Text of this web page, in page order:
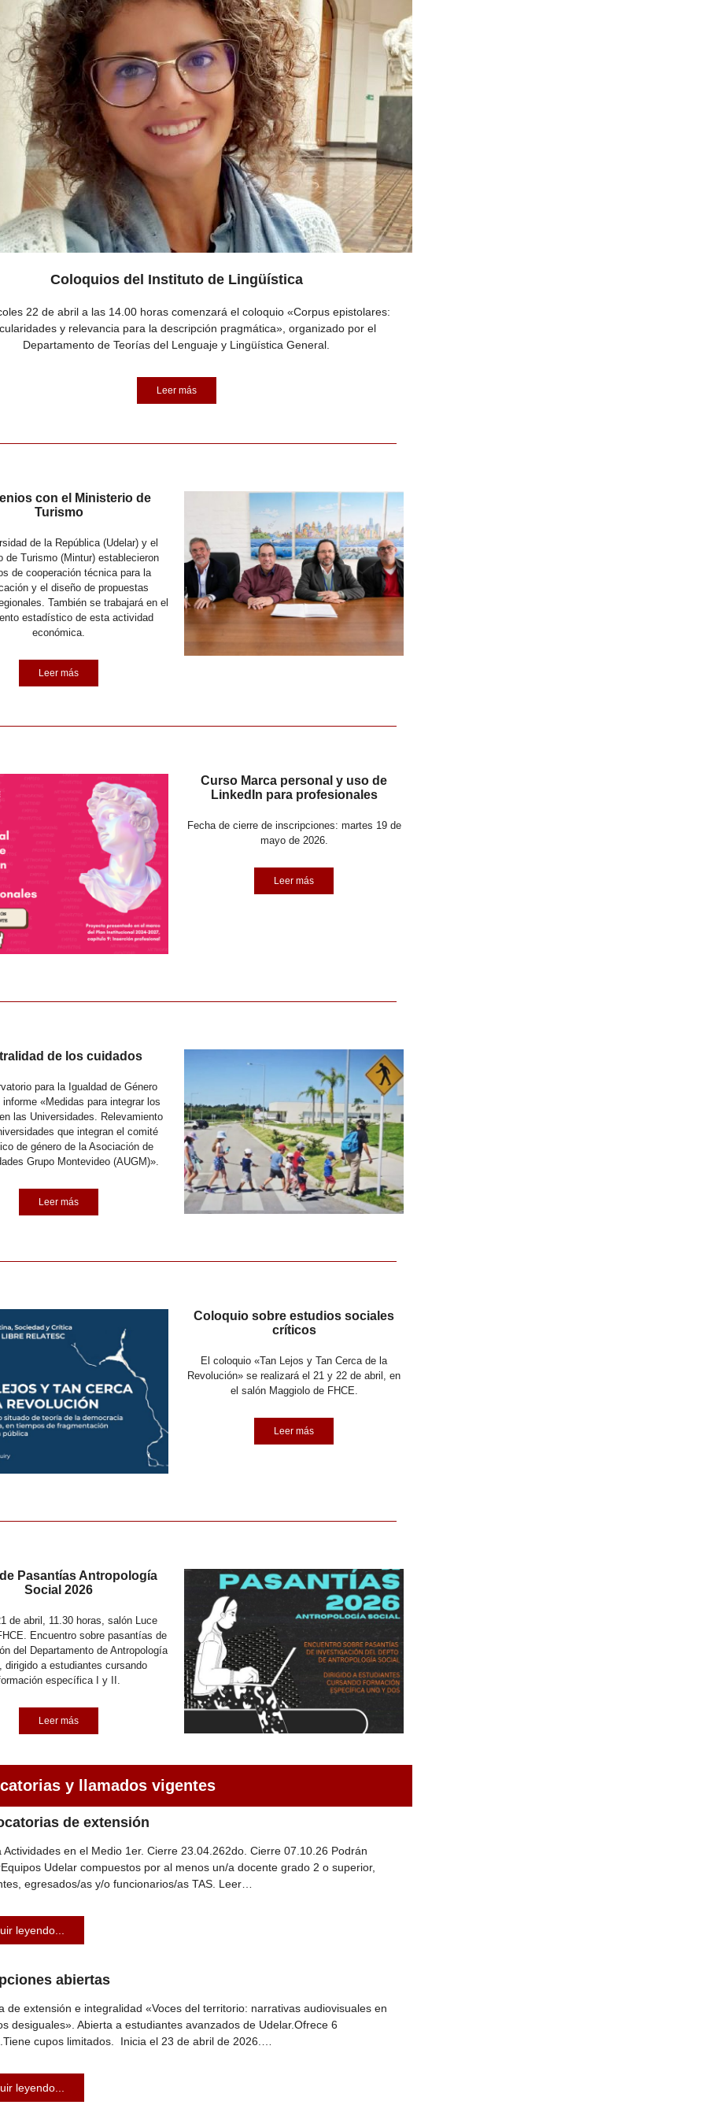
Coloquios del Instituto de Lingüística
22 de abril a las 14.00 horas comenzará el coloquio «Corpus epistolares:
y relevancia para la descripción pragmática», organizado por el
Departamento de Teorías del Lenguaje y Lingüística General.
Leer más
con el Ministerio de
Turismo
de la República (Udelar) y el
de Turismo (Mintur) establecieron
de cooperación técnica para la
y el diseño de propuestas
También se trabajará en el
estadístico de esta actividad
económica.
Leer más
Curso Marca personal y uso de
LinkedIn para profesionales
Fecha de cierre de inscripciones: martes 19 de
mayo de 2026.
Leer más
de los cuidados
para la Igualdad de Género
«Medidas para integrar los
las Universidades. Relevamiento
que integran el comité
de género de la Asociación de
Grupo Montevideo (AUGM)».
Leer más
Coloquio sobre estudios sociales
críticos
El coloquio «Tan Lejos y Tan Cerca de la
Revolución» se realizará el 21 y 22 de abril, en
el salón Maggiolo de FHCE.
Leer más
Pasantías Antropología
Social 2026
de abril, 11.30 horas, salón Luce
Encuentro sobre pasantías de
del Departamento de Antropología
dirigido a estudiantes cursando
específica I y II.
Leer más
y llamados vigentes
de extensión
Actividades en el Medio 1er. Cierre 23.04.262do. Cierre 07.10.26 Podrán
Udelar compuestos por al menos un/a docente grado 2 o superior,
egresados/as y/o funcionarios/as TAS. Leer…
leyendo...
abiertas
de extensión e integralidad «Voces del territorio: narrativas audiovisuales en
desiguales». Abierta a estudiantes avanzados de Udelar.Ofrece 6
cupos limitados. Inicia el 23 de abril de 2026.…
leyendo...